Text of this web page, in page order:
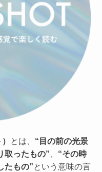
とは、 “目の前の光景
取ったもの”
“その時
たもの”という意味の言